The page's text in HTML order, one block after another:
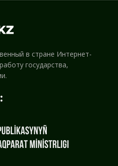
в стране Интернет-
государства,